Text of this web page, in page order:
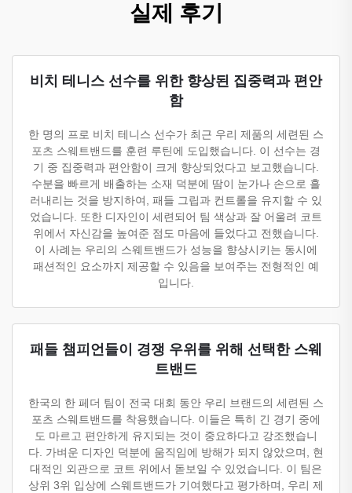
실제 후기
비치 테니스 선수를 위한 향상된 집중력과 편안
함
한 명의 프로 비치 테니스 선수가 최근 우리 제품의 세련된 스
포츠 스웨트밴드를 훈련 루틴에 도입했습니다. 이 선수는 경
기 중 집중력과 편안함이 크게 향상되었다고 보고했습니다.
수분을 빠르게 배출하는 소재 덕분에 땀이 눈가나 손으로 흘
러내리는 것을 방지하여, 패들 그립과 컨트롤을 유지할 수 있
었습니다. 또한 디자인이 세련되어 팀 색상과 잘 어울려 코트
위에서 자신감을 높여준 점도 마음에 들었다고 전했습니다.
이 사례는 우리의 스웨트밴드가 성능을 향상시키는 동시에
패션적인 요소까지 제공할 수 있음을 보여주는 전형적인 예
입니다.
패들 챔피언들이 경쟁 우위를 위해 선택한 스웨
트밴드
한국의 한 페더 팀이 전국 대회 동안 우리 브랜드의 세련된 스
포츠 스웨트밴드를 착용했습니다. 이들은 특히 긴 경기 중에
도 마르고 편안하게 유지되는 것이 중요하다고 강조했습니
다. 가벼운 디자인 덕분에 움직임에 방해가 되지 않았으며, 현
대적인 외관으로 코트 위에서 돋보일 수 있었습니다. 이 팀은
상위 3위 입상에 스웨트밴드가 기여했다고 평가하며, 우리 제